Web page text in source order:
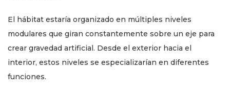
El hábitat estaría organizado en múltiples niveles
modulares que giran constantemente sobre un eje para
crear gravedad artificial. Desde el exterior hacia el
interior, estos niveles se especializarían en diferentes
funciones.